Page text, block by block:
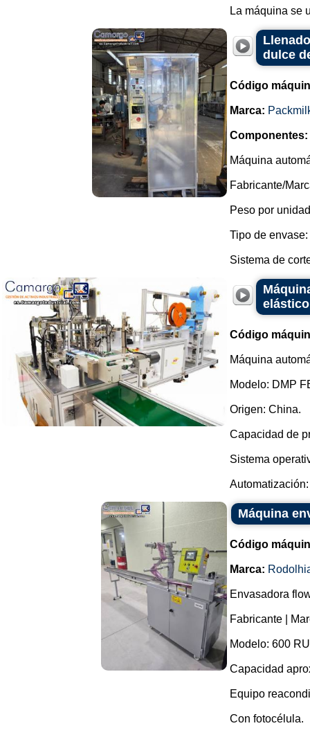
La máquina se
dulce
Código
Marca:
Componentes:
Máquina
Fabricante/
Peso por
Tipo de
Sistema de
Código
Máquina
Modelo: DMP
Origen: China.
Capacidad de
Sistema
Máquina
Código
Marca:
Envasadora
Fabricante |
Modelo: 600
Capacidad
Equipo
Con fotocélula.